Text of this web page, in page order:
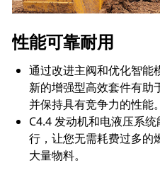
性能可靠耐用
通过改进主阀和优化智能
新的增强型高效套件有助
并保持具有竞争力的性能。
C4.4 发动机和电液压系
行，让您无需耗费过多的
大量物料。